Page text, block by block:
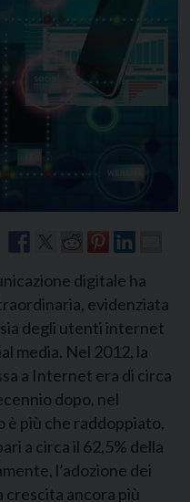
digitale ha
evidenziata
degli utenti internet
media. Nel 2012, la
a Internet era di circa
dopo, nel
è più che raddoppiato,
a circa il 62,5% della
l’adozione dei
crescita ancora più